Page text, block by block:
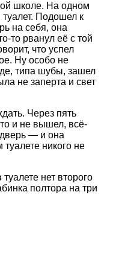
школе. На одном
Подошел к
на себя, она
то рванул её с той
что успел
Ну особо не
типа шубы, зашел
не заперта и свет
Через пять
и не вышел, всё-
дверь — и она
никого не
нет второго
полтора на три